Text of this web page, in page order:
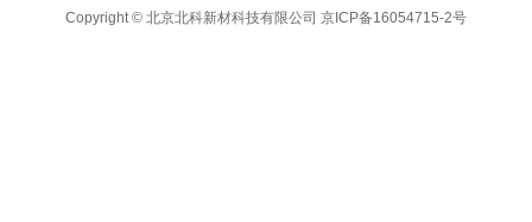
Copyright © 北京北科新材科技有限公司 京ICP备16054715-2号